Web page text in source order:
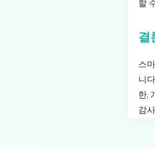
할
결
스
니
한,
감